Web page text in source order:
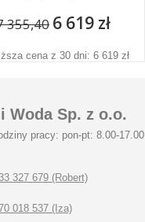
355,40 6 619 zł
cena z 30 dni: 6 619 zł
Woda Sp. z o.o.
pracy: pon-pt: 8.00-17.00
327 679 (Robert)
018 537 (Iza)